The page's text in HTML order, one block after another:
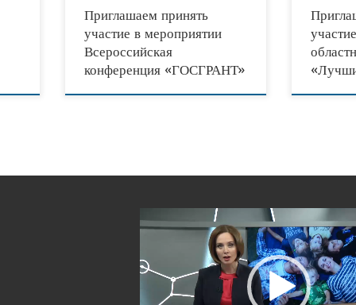
Приглашаем принять
участие в мероприятии
Всероссийская
конференция «ГОСГРАНТ»